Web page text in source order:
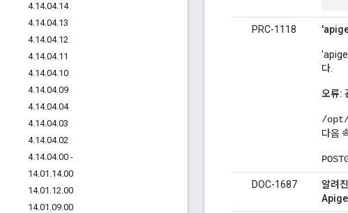
4.14.04.14
4.14.04.13
4.14.04.12
4.14.04.11
4.14.04.10
4.14.04.09
4.14.04.04
4.14.04.03
4.14.04.02
4.14.04.00 -
14.01 .14.00
14.01 .12.00
14.01 .09.00
PRC-1118
다.
오류:
/
다음
DOC-1687
알려